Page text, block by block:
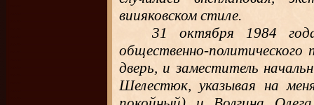
виияковском стиле.
31 октября 1984
общественно-политического
дверь, и заместитель
Шелестюк, указывая на